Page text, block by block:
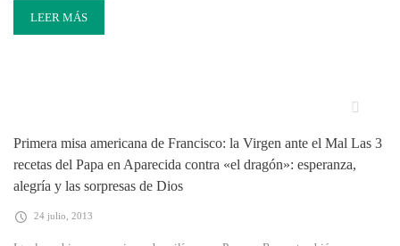
LEER MÁS
Primera misa americana de Francisco: la Virgen ante el Mal Las 3
recetas del Papa en Aparecida contra «el dragón»: esperanza,
alegría y las sorpresas de Dios
24 julio, 2013